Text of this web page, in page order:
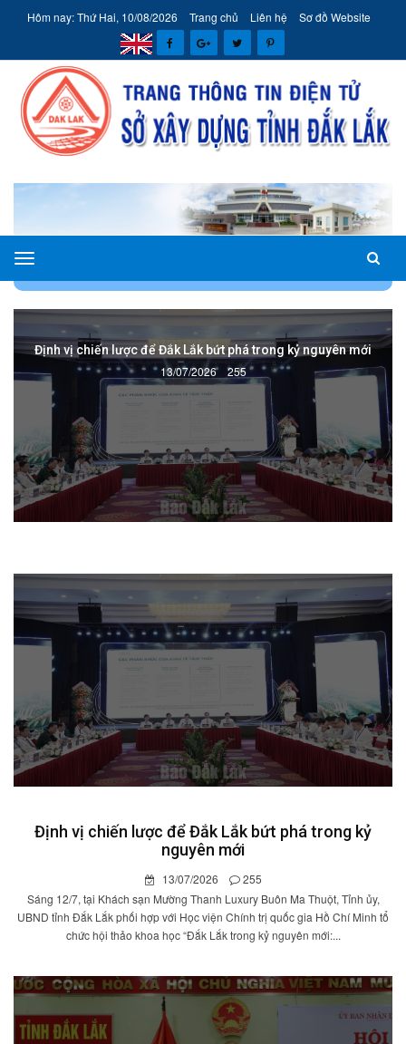
Hôm nay: Thứ Hai, 10/08/2026 Trang chủ Liên hệ Sơ đồ Website
Sở
Xây
dựng
Đắk
Lắk
Định vị chiến lược để Đắk Lắk bứt phá trong kỷ nguyên mới
13/07/2026 255
Định vị chiến lược để Đắk Lắk bứt phá trong kỷ
nguyên mới
13/07/2026
255
Sáng 12/7, tại Khách sạn Mường Thanh Luxury Buôn Ma Thuột, Tỉnh ủy,
UBND tỉnh Đắk Lắk phối hợp với Học viện Chính trị quốc gia Hồ Chí Minh tổ
chức hội thảo khoa học “Đắk Lắk trong kỷ nguyên mới:...